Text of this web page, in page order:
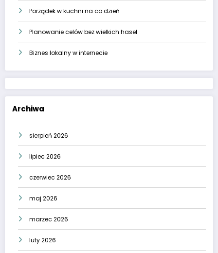
Porządek w kuchni na co dzień
Planowanie celów bez wielkich haseł
Biznes lokalny w internecie
Archiwa
sierpień 2026
lipiec 2026
czerwiec 2026
maj 2026
marzec 2026
luty 2026